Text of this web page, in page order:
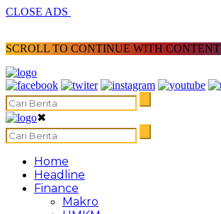
CLOSE ADS
SCROLL TO CONTINUE WITH CONTENT
✖
Home
Headline
Finance
Makro